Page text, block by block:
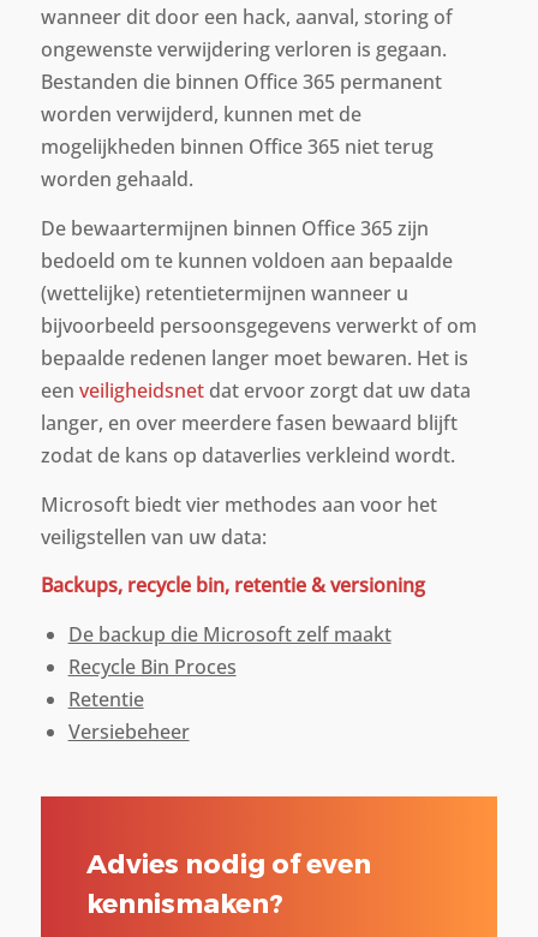
wanneer dit door een hack, aanval, storing of
ongewenste verwijdering verloren is gegaan.
Bestanden die binnen Office 365 permanent
worden verwijderd, kunnen met de
mogelijkheden binnen Office 365 niet terug
worden gehaald.
De bewaartermijnen binnen Office 365 zijn
bedoeld om te kunnen voldoen aan bepaalde
(wettelijke) retentietermijnen wanneer u
bijvoorbeeld persoonsgegevens verwerkt of om
bepaalde redenen langer moet bewaren. Het is
een veiligheidsnetdat ervoor zorgt dat uw data
langer, en over meerdere fasen bewaard blijft
zodat de kans op dataverlies verkleind wordt.
Microsoft biedt vier methodes aan voor het
veiligstellen van uw data:
Backups, recycle bin, retentie & versioning
De backup die Microsoft zelf maakt
Recycle Bin Proces
Retentie
Versiebeheer
Advies nodig of even
kennismaken?